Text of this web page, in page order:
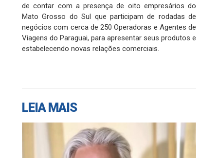
de contar com a presença de oito empresários do
Mato Grosso do Sul que participam de rodadas de
negócios com cerca de 250 Operadoras e Agentes de
Viagens do Paraguai, para apresentar seus produtos e
estabelecendo novas relações comerciais.
LEIA MAIS